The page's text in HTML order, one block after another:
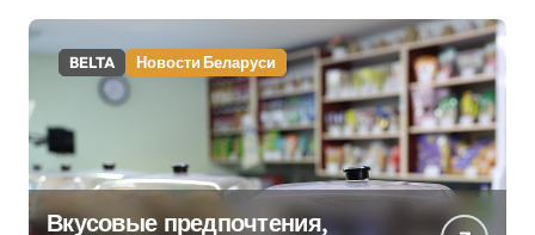
BELTA Новости Беларуси
Вкусовые предпочтения,